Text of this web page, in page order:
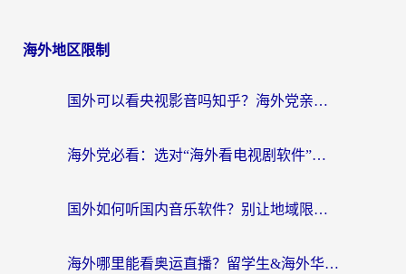
海外地区限制
国外可以看央视影音吗知乎？海外党亲测有效的回国加速方案
海外党必看：选对“海外看电视剧软件”，再也不用愁国内剧刷不了
国外如何听国内音乐软件？别让地域限制，断了你的中文歌单
海外哪里能看奥运直播？留学生&海外华人必看的体育赛事观赛终极指南